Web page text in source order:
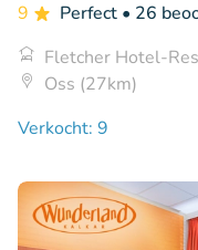
9 Perfect • 26
Fletcher Hotel-
Oss (27km)
Verkocht: 9